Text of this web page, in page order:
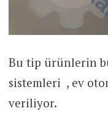
Bu tip ürünlerin
sistemleri , ev
veriliyor.